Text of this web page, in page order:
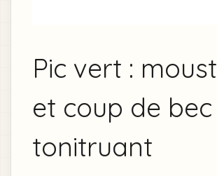
Pic vert :
et coup de bec
tonitruant